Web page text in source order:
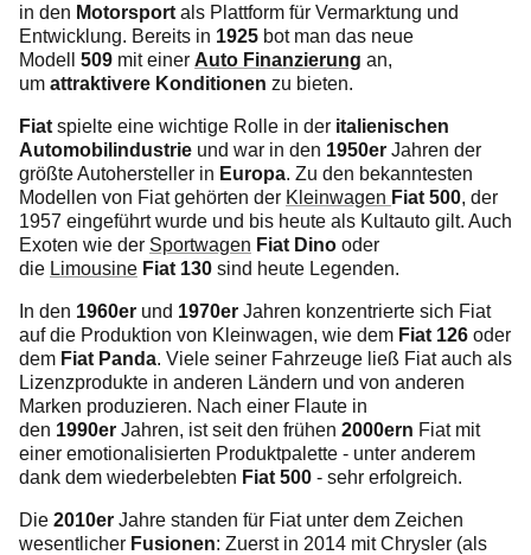
in den Motorsport als Plattform für Vermarktung und
Entwicklung. Bereits in 1925 bot man das neue
Modell 509 mit einer Auto Finanzierung an,
um attraktivere Konditionen zu bieten.
Fiat spielte eine wichtige Rolle in der italienischen
Automobilindustrie und war in den 1950er Jahren der
größte Autohersteller in Europa. Zu den bekanntesten
Modellen von Fiat gehörten der Kleinwagen Fiat 500, der
1957 eingeführt wurde und bis heute als Kultauto gilt. Auch
Exoten wie der Sportwagen Fiat Dino oder
die Limousine Fiat 130 sind heute Legenden.
In den 1960er und 1970er Jahren konzentrierte sich Fiat
auf die Produktion von Kleinwagen, wie dem Fiat 126 oder
dem Fiat Panda. Viele seiner Fahrzeuge ließ Fiat auch als
Lizenzprodukte in anderen Ländern und von anderen
Marken produzieren. Nach einer Flaute in
den 1990er Jahren, ist seit den frühen 2000ern Fiat mit
einer emotionalisierten Produktpalette - unter anderem
dank dem wiederbelebten Fiat 500 - sehr erfolgreich.
Die 2010er Jahre standen für Fiat unter dem Zeichen
wesentlicher Fusionen: Zuerst in 2014 mit Chrysler (als